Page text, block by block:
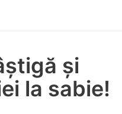
și
la sabie!